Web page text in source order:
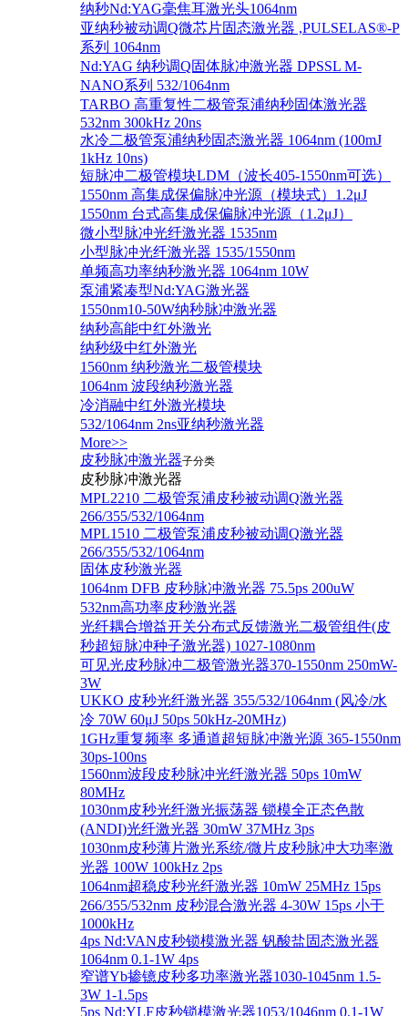
纳秒Nd:YAG毫焦耳激光头1064nm
亚纳秒被动调Q微芯片固态激光器 ,PULSELAS®-P
系列 1064nm
Nd:YAG 纳秒调Q固体脉冲激光器 DPSSL M-
NANO系列 532/1064nm
TARBO 高重复性二极管泵浦纳秒固体激光器
532nm 300kHz 20ns
水冷二极管泵浦纳秒固态激光器 1064nm (100mJ
1kHz 10ns)
短脉冲二极管模块LDM（波长405-1550nm可选）
1550nm 高集成保偏脉冲光源（模块式）1.2μJ
1550nm 台式高集成保偏脉冲光源（1.2μJ）
微小型脉冲光纤激光器 1535nm
小型脉冲光纤激光器 1535/1550nm
单频高功率纳秒激光器 1064nm 10W
泵浦紧凑型Nd:YAG激光器
1550nm10-50W纳秒脉冲激光器
纳秒高能中红外激光
纳秒级中红外激光
1560nm 纳秒激光二极管模块
1064nm 波段纳秒激光器
冷消融中红外激光模块
532/1064nm 2ns亚纳秒激光器
More>>
皮秒脉冲激光器子分类
皮秒脉冲激光器
​MPL2210 二极管泵浦皮秒被动调Q激光器
266/355/532/1064nm
MPL1510 二极管泵浦皮秒被动调Q激光器
266/355/532/1064nm
固体皮秒激光器
1064nm DFB 皮秒脉冲激光器 75.5ps 200uW
532nm高功率皮秒激光器
光纤耦合增益开关分布式反馈激光二极管组件(皮
秒超短脉冲种子激光器) 1027-1080nm
可见光皮秒脉冲二极管激光器370-1550nm 250mW-
3W
UKKO 皮秒光纤激光器 355/532/1064nm (风冷/水
冷 70W 60μJ 50ps 50kHz-20MHz)
1GHz重复频率 多通道超短脉冲激光源 365-1550nm
30ps-100ns
1560nm波段皮秒脉冲光纤激光器 50ps 10mW
80MHz
1030nm皮秒光纤激光振荡器 锁模全正态色散
(ANDI)光纤激光器 30mW 37MHz 3ps
1030nm皮秒薄片激光系统/微片皮秒脉冲大功率激
光器 100W 100kHz 2ps
1064nm超稳皮秒光纤激光器 10mW 25MHz 15ps
266/355/532nm 皮秒混合激光器 4-30W 15ps 小于
1000kHz
4ps Nd:VAN皮秒锁模激光器 钒酸盐固态激光器
1064nm 0.1-1W 4ps
窄谱Yb掺镱皮秒多功率激光器1030-1045nm 1.5-
3W 1-1.5ps
5ps Nd:YLF皮秒锁模激光器1053/1046nm 0.1-1W